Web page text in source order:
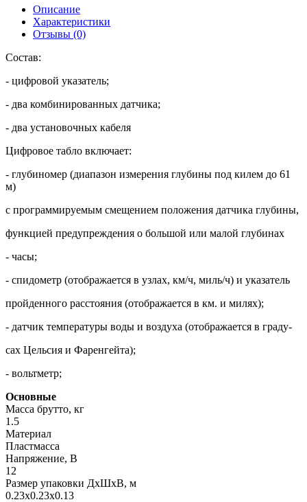
Описание
Характеристики
Отзывы (0)
Состав:
- цифровой указатель;
- два комбинированных датчика;
- два установочных кабеля
Цифровое табло включает:
- глубиномер (диапазон измерения глубины под килем до 61
м)
с программируемым смещением положения датчика глубины,
функцией предупреждения о большой или малой глубинах
- часы;
- спидометр (отображается в узлах, км/ч, миль/ч) и указатель
пройденного расстояния (отображается в км. и милях);
- датчик температуры воды и воздуха (отображается в граду-
сах Цельсия и Фаренгейта);
- вольтметр;
Основные
Масса брутто, кг
1.5
Материал
Пластмасса
Напряжение, В
12
Размер упаковки ДхШхВ, м
0.23x0.23x0.13